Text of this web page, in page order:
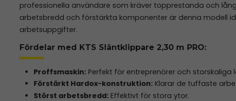
professionella användare som kräver topprestanda och
arbetsbredd och förstärkta komponenter är denna modell
arbetsuppgifter.
Fördelar med KTS Släntklippare 2,30 m PRO:
Proffsmaskin:Perfekt för entreprenörer och storskaliga
Förstärkt Hardox-konstruktion:Klarar de tuffaste
Störst arbetsbredd:Effektivt för stora ytor.